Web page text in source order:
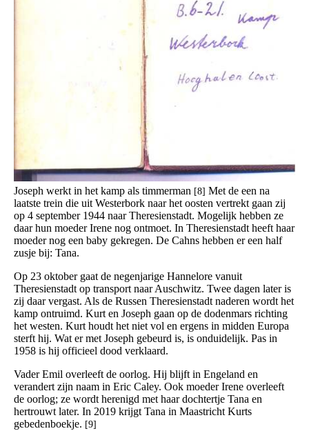
Joseph werkt in het kamp als timmerman [8] Met de een na
laatste trein die uit Westerbork naar het oosten vertrekt gaan zij
op 4 september 1944 naar Theresienstadt. Mogelijk hebben ze
daar hun moeder Irene nog ontmoet. In Theresienstadt heeft haar
moeder nog een baby gekregen. De Cahns hebben er een half
zusje bij: Tana.
Op 23 oktober gaat de negenjarige Hannelore vanuit
Theresienstadt op transport naar Auschwitz. Twee dagen later is
zij daar vergast. Als de Russen Theresienstadt naderen wordt het
kamp ontruimd. Kurt en Joseph gaan op de dodenmars richting
het westen. Kurt houdt het niet vol en ergens in midden Europa
sterft hij. Wat er met Joseph gebeurd is, is onduidelijk. Pas in
1958 is hij officieel dood verklaard.
Vader Emil overleeft de oorlog. Hij blijft in Engeland en
verandert zijn naam in Eric Caley. Ook moeder Irene overleeft
de oorlog; ze wordt herenigd met haar dochtertje Tana en
hertrouwt later. In 2019 krijgt Tana in Maastricht Kurts
gebedenboekje. [9]